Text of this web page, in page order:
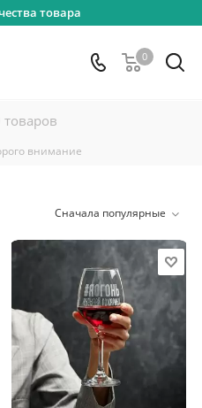
товара
0
товаров
внимание
Сначала популярные